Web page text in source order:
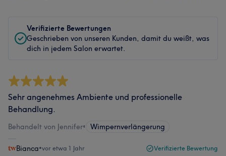
Verifizierte Bewertungen
Geschrieben von unseren Kunden, damit du weißt, was
dich in jedem Salon erwartet.
Sehr angenehmes Ambiente und professionelle
Behandlung.
Behandelt von Jennifer• Wimpernverlängerung
Bianca•vor etwa 1 Jahr Verifizierte Bewertung